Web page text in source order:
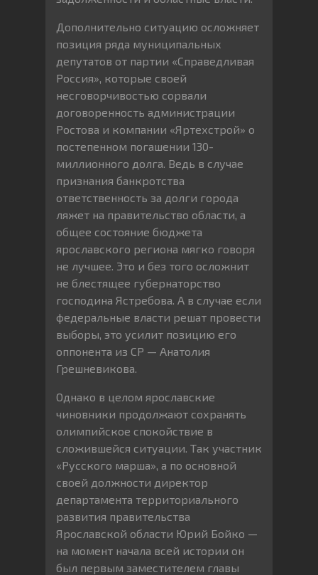
Дополнительно ситуацию осложняет
позиция ряда муниципальных
депутатов от партии «Справедливая
Россия», которые своей
несговорчивостью сорвали
договоренность администрации
Ростова и компании «Яртехстрой» о
постепенном погашении 130-
миллионного долга. Ведь в случае
признания банкротства
ответственность за долги города
ляжет на правительство области, а
общее состояние бюджета
ярославского региона мягко говоря
не лучшее. Это и без того осложнит
не блестящее губернаторство
господина Ястребова. А в случае если
федеральные власти решат провести
выборы, это усилит позицию его
оппонента из СР — Анатолия
Грешневикова.
Однако в целом ярославские
чиновники продолжают сохранять
олимпийское спокойствие в
сложившейся ситуации. Так участник
«Русского марша», а по основной
своей должности директор
департамента территориального
развития правительства
Ярославской области Юрий Бойко —
на момент начала всей истории он
был первым заместителем главы